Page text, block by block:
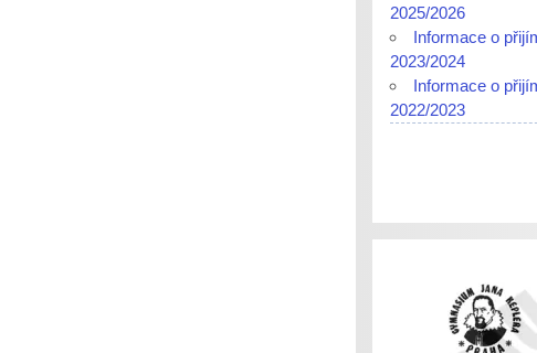
2025/2026
Informace o
2023/2024
Informace o
2022/2023